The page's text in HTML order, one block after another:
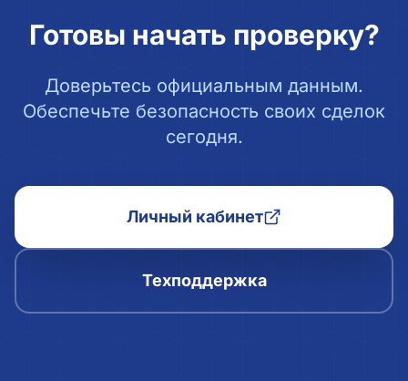
Готовы начать проверку?
Доверьтесь официальным данным.
Обеспечьте безопасность своих сделок
сегодня.
Личный кабинет
Техподдержка